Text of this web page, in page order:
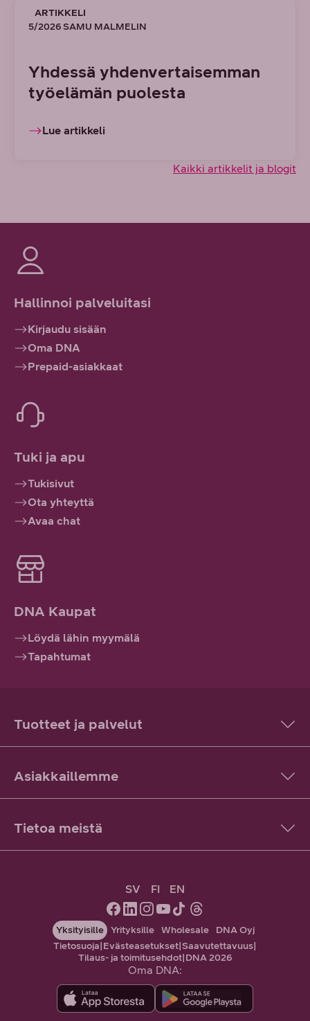
ARTIKKELI
5/2026 SAMU MALMELIN
Yhdessä yhdenvertaisemman
työelämän puolesta
Lue artikkeli
Kaikki artikkelit ja blogit
Hallinnoi palveluitasi
Kirjaudu sisään
Oma DNA
Prepaid-asiakkaat
Tuki ja apu
Tukisivut
Ota yhteyttä
Avaa chat
DNA Kaupat
Löydä lähin myymälä
Tapahtumat
Tuotteet ja palvelut
Asiakkaillemme
Tietoa meistä
SV FI EN
Yksityisille Yrityksille Wholesale
DNA Oyj
Tietosuoja|Evästeasetukset|Saavutettavuus|
Tilaus- ja toimitusehdot|DNA 2026
Oma DNA: